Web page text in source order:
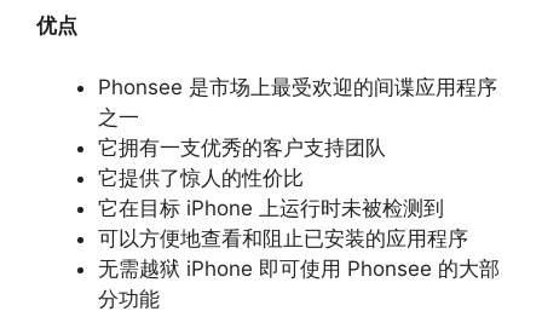
优点
Phonsee 是市场上最受欢迎的间谍应用程序
之一
它拥有一支优秀的客户支持团队
它提供了惊人的性价比
它在目标 iPhone 上运行时未被检测到
可以方便地查看和阻止已安装的应用程序
无需越狱 iPhone 即可使用 Phonsee 的大部
分功能